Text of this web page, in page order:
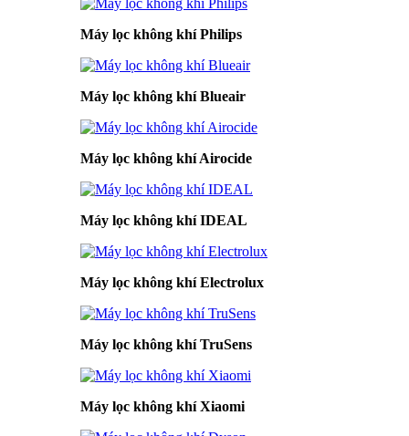
Máy lọc không khí Philips
Máy lọc không khí Blueair
Máy lọc không khí Airocide
Máy lọc không khí IDEAL
Máy lọc không khí Electrolux
Máy lọc không khí TruSens
Máy lọc không khí Xiaomi